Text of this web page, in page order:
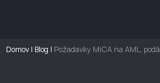
Domov | Blog | Požadavky MiCA na AML,